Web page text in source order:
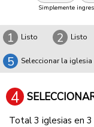
Simplemente
1 Listo 2 Listo
5 Seleccionar la iglesia
4
Total 3 iglesias en 3